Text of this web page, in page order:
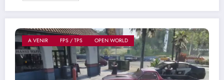
A VENIR FPS / TPS OPEN WORLD